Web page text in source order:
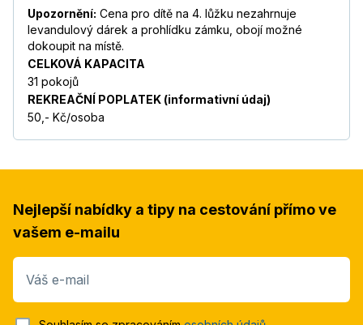
Upozornění: Cena pro dítě na 4. lůžku nezahrnuje
levandulový dárek a prohlídku zámku, obojí možné
dokoupit na místě.
CELKOVÁ KAPACITA
31 pokojů
REKREAČNÍ POPLATEK (informativní údaj)
50,- Kč/osoba
Nejlepší nabídky a tipy na cestování přímo ve
vašem e-mailu
Váš e-mail